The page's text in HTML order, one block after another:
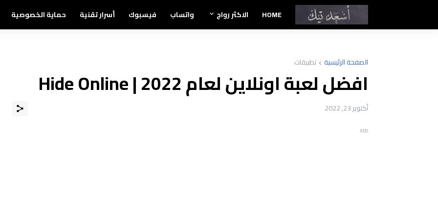
HOME الاكثر رواج واتساب فيسبوك أسرار تقنية حماية الخصوصية
الصفحة الرئيسية تطبيقات
افضل لعبة اونلاين لعام 2022 | Hide Online
أكتوبر 23, 2022
ADS